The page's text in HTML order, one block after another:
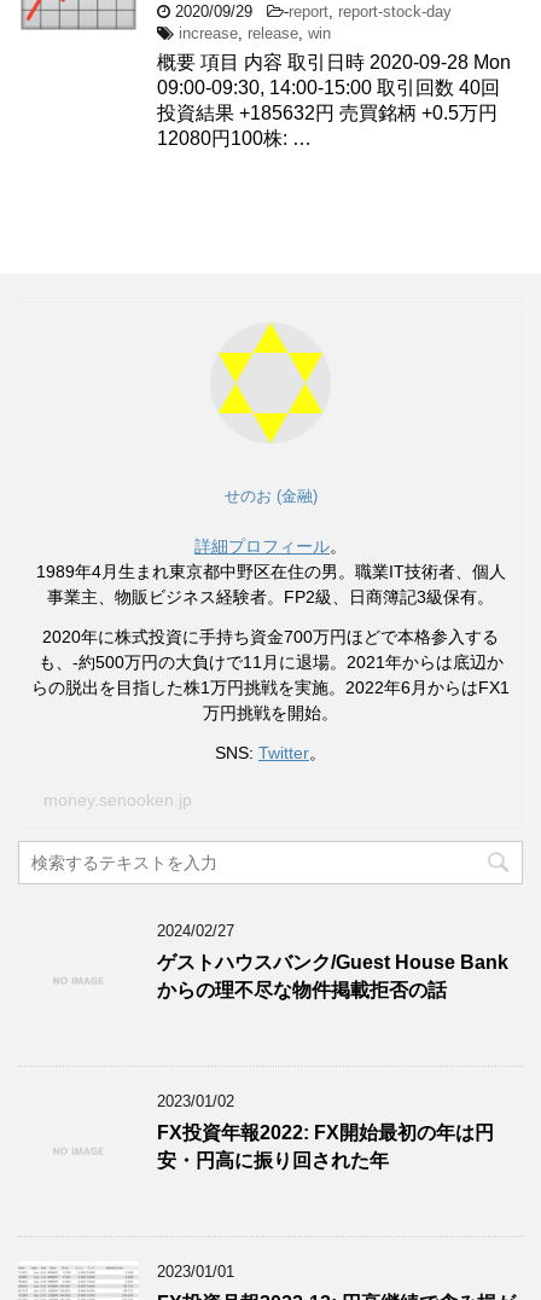
2020/09/29 -report report-stock-day
increase release win
概要 項目 内容 取引日時 2020-09-28 Mon
09:00-09:30, 14:00-15:00 取引回数 40回
投資結果 +185632円 売買銘柄 +0.5万円
12080円100株: …
せのお (金融)
詳細プロフィール。
1989年4月生まれ東京都中野区在住の男。職業IT技術者、個人
事業主、物販ビジネス経験者。FP2級、日商簿記3級保有。
2020年に株式投資に手持ち資金700万円ほどで本格参入する
も、-約500万円の大負けで11月に退場。2021年からは底辺か
らの脱出を目指した株1万円挑戦を実施。2022年6月からはFX1
万円挑戦を開始。
SNS: Twitter。
money.senooken.jp
2024/02/27
ゲストハウスバンク/Guest House Bank
からの理不尽な物件掲載拒否の話
2023/01/02
FX投資年報2022: FX開始最初の年は円
安・円高に振り回された年
2023/01/01